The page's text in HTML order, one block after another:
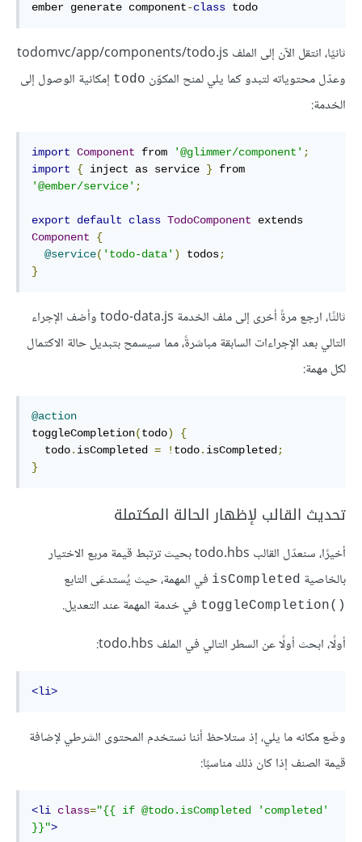
ember generate component-class todo
ثانيًا، انتقل الآن إلى الملف todomvc/app/components/todo.js
وعدّل محتوياته لتبدو كما يلي لمنح المكوّن todo إمكانية الوصول إلى
الخدمة:
import Component from '@glimmer/component' ;
import
{ inject as service }
'@ember/service' ;
export default class TodoComponent
Component
{
@service( 'todo-data' ) todos;
}
ثالثًا، ارجع مرةً أخرى إلى ملف الخدمة todo-data.js وأضف الإجراء
التالي بعد الإجراءات السابقة مباشرةً، مما سيسمح بتبديل حالة الاكتمال
لكل مهمة:
@action
toggleCompletion(todo)
{
  todo
. isCompleted = ! todo. isCompleted;
}
تحديث القالب لإظهار الحالة المكتملة
أخيرًا، سنعدّل القالب todo.hbs بحيث ترتبط قيمة مربع الاختيار
بالخاصية isCompleted في المهمة، حيث يُستدعَى التابع
toggleCompletion()‎ في خدمة المهمة عند التعديل.
أولًا، ابحث أولًا عن السطر التالي في الملف todo.hbs:
<li>
وضَع مكانه ما يلي، إذ ستلاحظ أننا نستخدم المحتوى الشرطي لإضافة
قيمة الصنف إذا كان ذلك مناسبًا:
<li class="{{ if @todo.isCompleted 'completed'
}}">